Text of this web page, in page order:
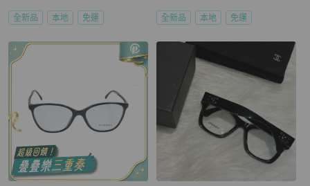
全新品 本地 免運 全新品 本地 免運